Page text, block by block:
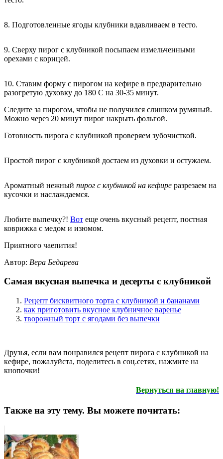
8. Подготовленные ягоды клубники вдавливаем в тесто.
9. Сверху пирог с клубникой посыпаем измельченными
орехами с корицей.
10. Ставим форму с пирогом на кефире в предварительно
разогретую духовку до 180 С на 30-35 минут.
Следите за пирогом, чтобы не получился слишком румяный.
Можно через 20 минут пирог накрыть фольгой.
Готовность пирога с клубникой проверяем зубочисткой.
Простой пирог с клубникой достаем из духовки и остужаем.
Ароматный нежный пирог с клубникой на кефире разрезаем на
кусочки и наслаждаемся.
Любите выпечку?! Вот еще очень вкусный рецепт, постная
коврижка с медом и изюмом.
Приятного чаепития!
Автор: Вера Бедарева
Самая вкусная выпечка и десерты с клубникой
Рецепт бисквитного торта с клубникой и бананами
как приготовить вкусное клубничное варенье
творожный торт с ягодами без выпечки
Друзья, если вам понравился рецепт пирога с клубникой на
кефире, пожалуйста, поделитесь в соц.сетях, нажмите на
кнопочки!
Вернуться на главную!
Также на эту тему. Вы можете почитать: